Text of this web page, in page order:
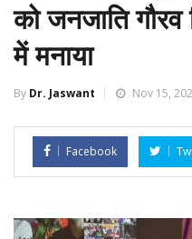
को जनजाति
में मनाया
By Dr. Jaswant Nov 15,
Facebook